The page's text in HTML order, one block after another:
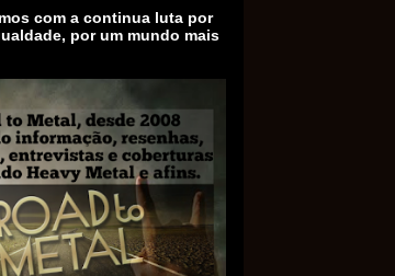
com a continua luta por
por um mundo mais